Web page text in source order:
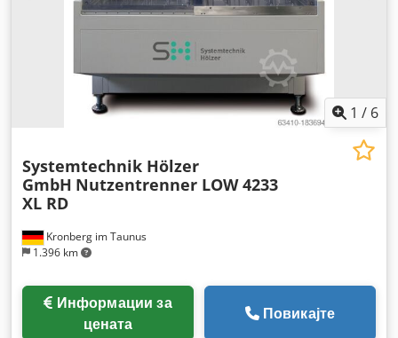
1 / 6
Kronberg im Taunus
1.396 km
Systemtechnik Hölzer
GmbH Nutzentrenner LOW 4233
XL RD
цената
Повикајте